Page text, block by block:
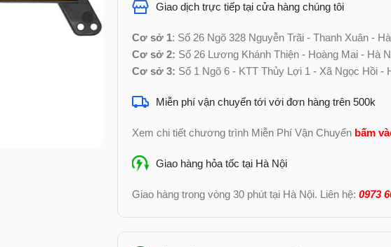
Giao dịch trực tiếp tại cửa hàng chúng tôi
Cơ sở 1: Số 26 Ngõ 328 Nguyễn Trãi - Thanh Xuân -
Cơ sở 2: Số 26 Lương Khánh Thiện - Hoàng Mai - Hà
Cơ sở 3: Số 1 Ngõ 6 - KTT Thủy Lợi 1 - Xã Ngọc Hồi -
Miễn phí vận chuyển tới với đơn hàng trên 500k
Xem chi tiết chương trình Miễn Phí Vận Chuyển bấm
Giao hàng hỏa tốc tại Hà Nội
Giao hàng trong vòng 30 phút tại Hà Nội. Liên hệ: 0973